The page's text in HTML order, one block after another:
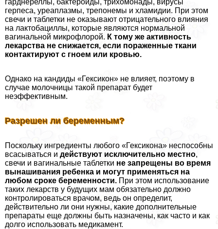
гepпeса, уреаплазмы, трепонемы и xлaмидии. При этом
свечи и таблетки не оказывают отрицательного влияния
на лактобациллы, которые являются нормальной
вaгинальной микрофлорой. К тому же активность
лекарства не снижается, если пораженные ткани
контактируют с гноем или кровью.
Однако на кандиды «Гексикон» не влияет, поэтому в
случае молочницы такой препарат будет
неэффективным.
Разрешен ли беременным?
Поскольку ингредиенты любого «Гексикона» неспособны
всасываться и действуют исключительно местно,
свечи и вaгинальные таблетки не запрещены во время
вынашивания ребенка и могут применяться на
любом сроке беременности. При этом использование
таких лекарств у будущих мам обязательно должно
контролироваться врачом, ведь он определит,
действительно ли они нужны, какие дополнительные
препараты еще должны быть назначены, как часто и как
долго использовать медикамент.